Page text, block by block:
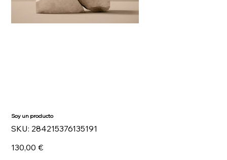
Soy un producto
SKU: SKU
284215376135191
284215376135191
Precio
130,00 €